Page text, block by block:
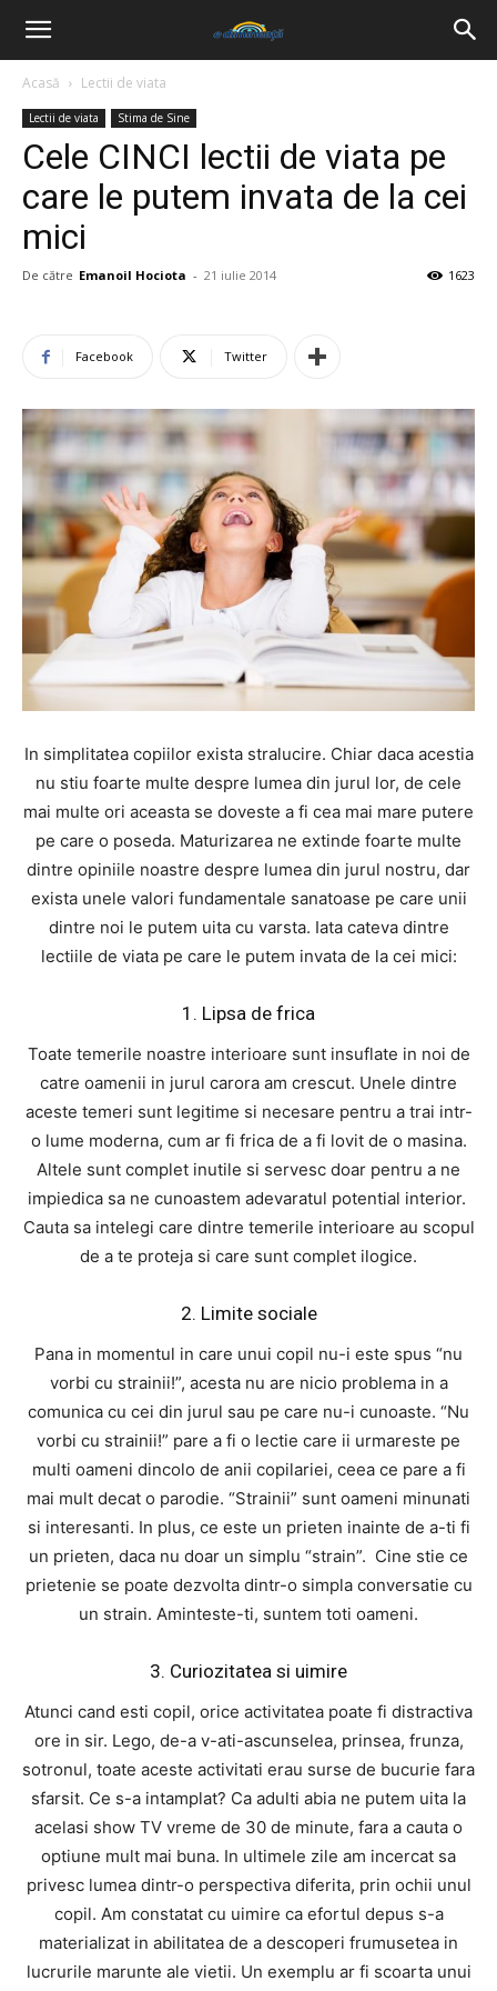
Acasă Lectii de viata
Lectii de viata Stima de Sine
Cele CINCI lectii de viata pe
care le putem invata de la cei
mici
De către Emanoil Hociota - 21 iulie 2014 1623
Facebook Twitter
In simplitatea copiilor exista stralucire. Chiar daca acestia
nu stiu foarte multe despre lumea din jurul lor, de cele
mai multe ori aceasta se doveste a fi cea mai mare putere
pe care o poseda. Maturizarea ne extinde foarte multe
dintre opiniile noastre despre lumea din jurul nostru, dar
exista unele valori fundamentale sanatoase pe care unii
dintre noi le putem uita cu varsta. Iata cateva dintre
lectiile de viata pe care le putem invata de la cei mici:
1. Lipsa de frica
Toate temerile noastre interioare sunt insuflate in noi de
catre oamenii in jurul carora am crescut. Unele dintre
aceste temeri sunt legitime si necesare pentru a trai intr-
o lume moderna, cum ar fi frica de a fi lovit de o masina.
Altele sunt complet inutile si servesc doar pentru a ne
impiedica sa ne cunoastem adevaratul potential interior.
Cauta sa intelegi care dintre temerile interioare au scopul
de a te proteja si care sunt complet ilogice.
2. Limite sociale
Pana in momentul in care unui copil nu-i este spus “nu
vorbi cu strainii!”, acesta nu are nicio problema in a
comunica cu cei din jurul sau pe care nu-i cunoaste. “Nu
vorbi cu strainii!” pare a fi o lectie care ii urmareste pe
multi oameni dincolo de anii copilariei, ceea ce pare a fi
mai mult decat o parodie. “Strainii” sunt oameni minunati
si interesanti. In plus, ce este un prieten inainte de a-ti fi
un prieten, daca nu doar un simplu “strain”. Cine stie ce
prietenie se poate dezvolta dintr-o simpla conversatie cu
un strain. Aminteste-ti, suntem toti oameni.
3. Curiozitatea si uimire
Atunci cand esti copil, orice activitatea poate fi distractiva
ore in sir. Lego, de-a v-ati-ascunselea, prinsea, frunza,
sotronul, toate aceste activitati erau surse de bucurie fara
sfarsit. Ce s-a intamplat? Ca adulti abia ne putem uita la
acelasi show TV vreme de 30 de minute, fara a cauta o
optiune mult mai buna. In ultimele zile am incercat sa
privesc lumea dintr-o perspectiva diferita, prin ochii unul
copil. Am constatat cu uimire ca efortul depus s-a
materializat in abilitatea de a descoperi frumusetea in
lucrurile marunte ale vietii. Un exemplu ar fi scoarta unui